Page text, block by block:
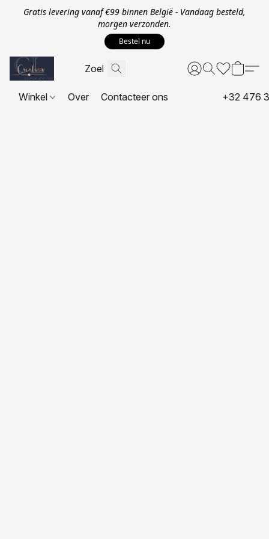
Gratis levering vanaf €99 binnen België - Vandaag besteld,
morgen verzonden.
Bestel nu
Winkel Over Contacteer ons +32 476